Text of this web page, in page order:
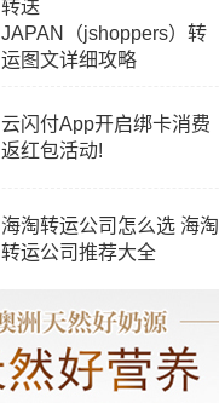
转送
JAPAN（jshoppers）转
运图文详细攻略
云闪付App开启绑卡消费
返红包活动!
海淘转运公司怎么选 海淘
转运公司推荐大全